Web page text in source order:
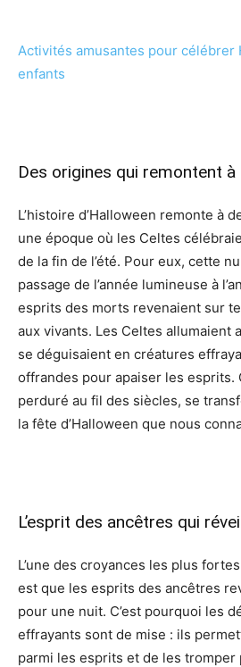
Activités amusantes pour célébrer
enfants
Des origines qui remontent
L’histoire d’Halloween remonte à
une époque où les Celtes
de la fin de l’été. Pour eux, cette
passage de l’année lumineuse à
esprits des morts revenaient sur
aux vivants. Les Celtes allumaient
se déguisaient en créatures
offrandes pour apaiser les esprits.
perduré au fil des siècles, se
la fête d’Halloween que nous
L’esprit des ancêtres qui
L’une des croyances les plus
est que les esprits des ancêtres
pour une nuit. C’est pourquoi les
effrayants sont de mise : ils
parmi les esprits et de les